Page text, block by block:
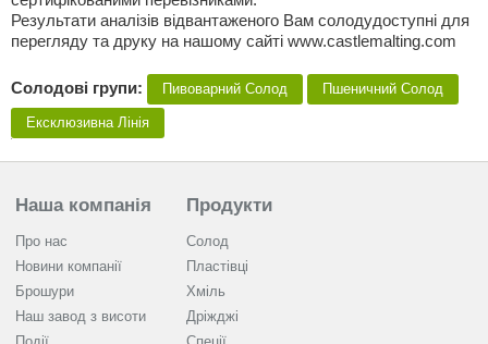
Результати аналізів відвантаженого Вам солодудоступні для
перегляду та друку на нашому сайті www.castlemalting.com
Солодові групи: Пивоварний Солод Пшеничний Солод
Ексклюзивна Лінія
Наша компанія
Про нас
Новини компанії
Брошури
Наш завод з висоти
Продукти
Солод
Пластівці
Хміль
Дріжджі